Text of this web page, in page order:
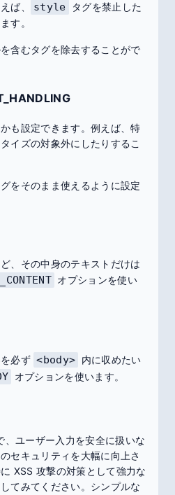
ば、
style
タグを禁止した
す。
含むタグを除去することがで
も設定できます。例えば、特
イズの対象外にしたりするこ
をそのまま使えるように設定
、その中身のテキストだけは
オプションを使い
必ず <body> 内に収めたい
オプションを使います。
ユーザー入力を安全に扱いな
セキュリティを大幅に向上さ
XSS 攻撃の対策として強力な
てみてください。シンプルな